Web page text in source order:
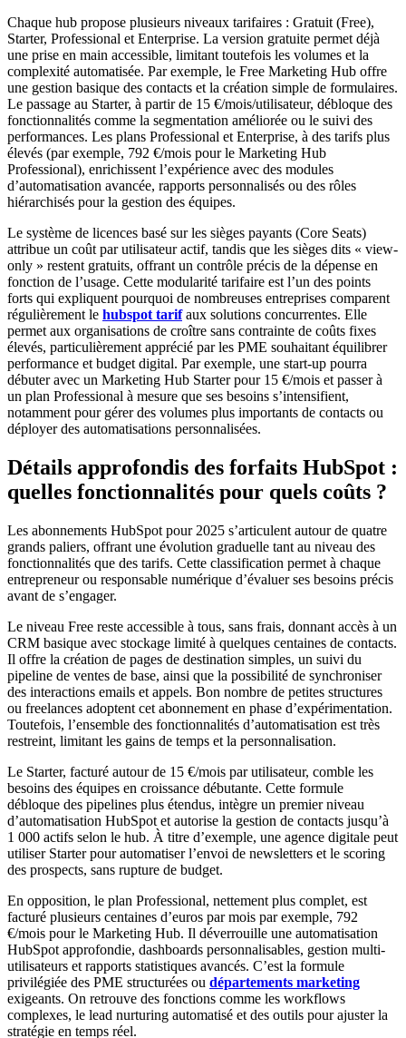
Chaque hub propose plusieurs niveaux tarifaires : Gratuit (Free),
Starter, Professional et Enterprise. La version gratuite permet déjà
une prise en main accessible, limitant toutefois les volumes et la
complexité automatisée. Par exemple, le Free Marketing Hub offre
une gestion basique des contacts et la création simple de formulaires.
Le passage au Starter, à partir de 15 €/mois/utilisateur, débloque des
fonctionnalités comme la segmentation améliorée ou le suivi des
performances. Les plans Professional et Enterprise, à des tarifs plus
élevés (par exemple, 792 €/mois pour le Marketing Hub
Professional), enrichissent l’expérience avec des modules
d’automatisation avancée, rapports personnalisés ou des rôles
hiérarchisés pour la gestion des équipes.
Le système de licences basé sur les sièges payants (Core Seats)
attribue un coût par utilisateur actif, tandis que les sièges dits « view-
only » restent gratuits, offrant un contrôle précis de la dépense en
fonction de l’usage. Cette modularité tarifaire est l’un des points
forts qui expliquent pourquoi de nombreuses entreprises comparent
régulièrement le hubspot tarifaux solutions concurrentes. Elle
permet aux organisations de croître sans contrainte de coûts fixes
élevés, particulièrement apprécié par les PME souhaitant équilibrer
performance et budget digital. Par exemple, une start-up pourra
débuter avec un Marketing Hub Starter pour 15 €/mois et passer à
un plan Professional à mesure que ses besoins s’intensifient,
notamment pour gérer des volumes plus importants de contacts ou
déployer des automatisations personnalisées.
Détails approfondis des forfaits HubSpot :
quelles fonctionnalités pour quels coûts ?
Les abonnements HubSpot pour 2025 s’articulent autour de quatre
grands paliers, offrant une évolution graduelle tant au niveau des
fonctionnalités que des tarifs. Cette classification permet à chaque
entrepreneur ou responsable numérique d’évaluer ses besoins précis
avant de s’engager.
Le niveau Free reste accessible à tous, sans frais, donnant accès à un
CRM basique avec stockage limité à quelques centaines de contacts.
Il offre la création de pages de destination simples, un suivi du
pipeline de ventes de base, ainsi que la possibilité de synchroniser
des interactions emails et appels. Bon nombre de petites structures
ou freelances adoptent cet abonnement en phase d’expérimentation.
Toutefois, l’ensemble des fonctionnalités d’automatisation est très
restreint, limitant les gains de temps et la personnalisation.
Le Starter, facturé autour de 15 €/mois par utilisateur, comble les
besoins des équipes en croissance débutante. Cette formule
débloque des pipelines plus étendus, intègre un premier niveau
d’automatisation HubSpot et autorise la gestion de contacts jusqu’à
1 000 actifs selon le hub. À titre d’exemple, une agence digitale peut
utiliser Starter pour automatiser l’envoi de newsletters et le scoring
des prospects, sans rupture de budget.
En opposition, le plan Professional, nettement plus complet, est
facturé plusieurs centaines d’euros par mois par exemple, 792
€/mois pour le Marketing Hub. Il déverrouille une automatisation
HubSpot approfondie, dashboards personnalisables, gestion multi-
utilisateurs et rapports statistiques avancés. C’est la formule
privilégiée des PME structurées ou départements marketing
exigeants. On retrouve des fonctions comme les workflows
complexes, le lead nurturing automatisé et des outils pour ajuster la
stratégie en temps réel.